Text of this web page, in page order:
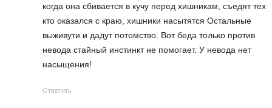
когда она сбивается в кучу перед хишникам, съедят тех
кто оказался с краю, хишники насытятся Остальные
выживути и дадут потомство. Вот беда только против
невода стайный инстинкт не помогает. У невода нет
насыщения!
Ответить